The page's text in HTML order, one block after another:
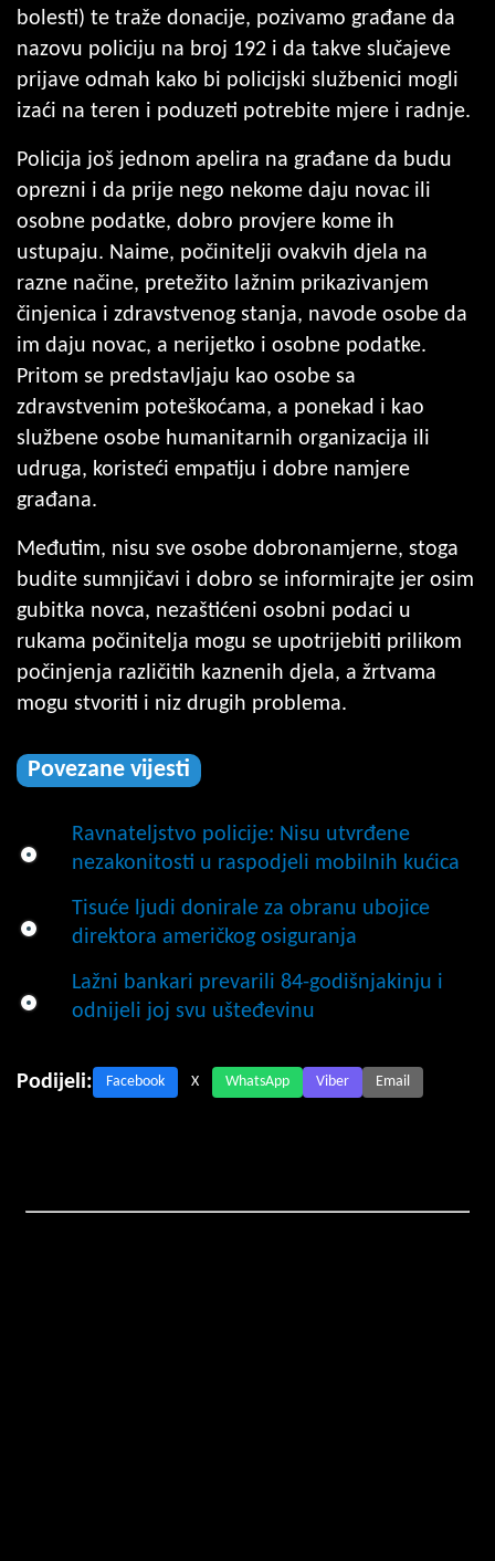
bolesti) te traže donacije, pozivamo građane da
nazovu policiju na broj 192 i da takve slučajeve
prijave odmah kako bi policijski službenici mogli
izaći na teren i poduzeti potrebite mjere i radnje.
Policija još jednom apelira na građane da budu
oprezni i da prije nego nekome daju novac ili
osobne podatke, dobro provjere kome ih
ustupaju. Naime, počinitelji ovakvih djela na
razne načine, pretežito lažnim prikazivanjem
činjenica i zdravstvenog stanja, navode osobe da
im daju novac, a nerijetko i osobne podatke.
Pritom se predstavljaju kao osobe sa
zdravstvenim poteškoćama, a ponekad i kao
službene osobe humanitarnih organizacija ili
udruga, koristeći empatiju i dobre namjere
građana.
Međutim, nisu sve osobe dobronamjerne, stoga
budite sumnjičavi i dobro se informirajte jer osim
gubitka novca, nezaštićeni osobni podaci u
rukama počinitelja mogu se upotrijebiti prilikom
počinjenja različitih kaznenih djela, a žrtvama
mogu stvoriti i niz drugih problema.
Povezane vijesti
Ravnateljstvo policije: Nisu utvrđene
nezakonitosti u raspodjeli mobilnih kućica
Tisuće ljudi donirale za obranu ubojice
direktora američkog osiguranja
Lažni bankari prevarili 84-godišnjakinju i
odnijeli joj svu ušteđevinu
Podijeli: Facebook X WhatsApp Viber Email